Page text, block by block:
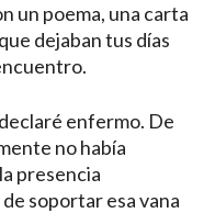
un poema, una carta
dejaban tus días
enfermo. De
no había
presencia
soportar esa vana